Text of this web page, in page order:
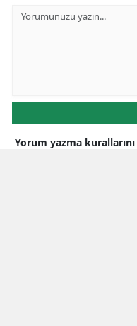
Yorum yazma kurallarını